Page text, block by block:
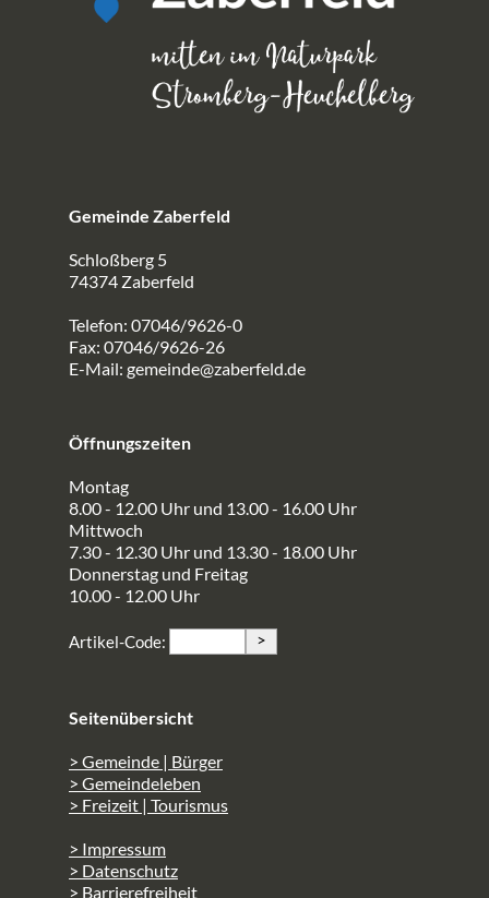
Gemeinde Zaberfeld
Schloßberg 5
74374 Zaberfeld
Telefon: 07046/9626-0
Fax: 07046/9626-26
E-Mail: gemeinde@zaberfeld.de
Öffnungszeiten
Montag
8.00 - 12.00 Uhr und 13.00 - 16.00 Uhr
Mittwoch
7.30 - 12.30 Uhr und 13.30 - 18.00 Uhr
Donnerstag und Freitag
10.00 - 12.00 Uhr
Artikel-Code: >
Seitenübersicht
> Gemeinde | Bürger
> Gemeindeleben
> Freizeit | Tourismus
> Impressum
> Datenschutz
> Barrierefreiheit